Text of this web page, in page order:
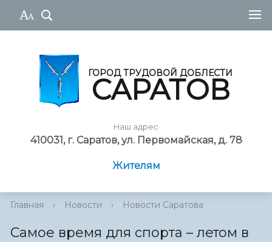
ГОРОД ТРУДОВОЙ ДОБЛЕСТИ
САРАТОВ
Наш адрес
410031, г. Саратов, ул. Первомайская, д. 78
Жителям
Главная › Новости › Новости Саратова
Самое время для спорта – летом в